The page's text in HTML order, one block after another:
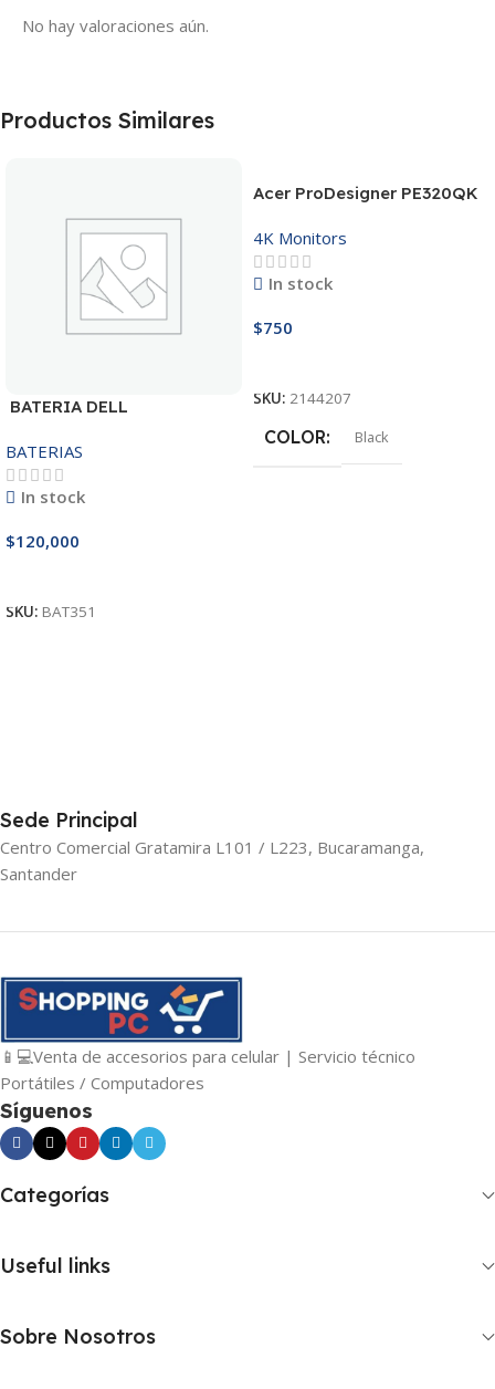
No hay valoraciones aún.
Productos Similares
BATERIA DELL
3521/5421/3425 14.8V
BATERIAS
In stock
$120,000
SKU: BAT351
Acer ProDesigner PE320QK
4K Monitors
In stock
$750
SKU: 2144207
COLOR Black
Sede Principal
Centro Comercial Gratamira L101 / L223, Bucaramanga,
Santander
📱💻Venta de accesorios para celular | Servicio técnico
Portátiles / Computadores
Síguenos
Categorías
Useful links
Sobre Nosotros